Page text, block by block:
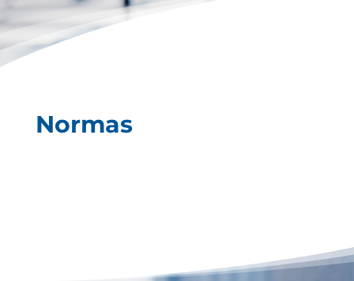
Normas